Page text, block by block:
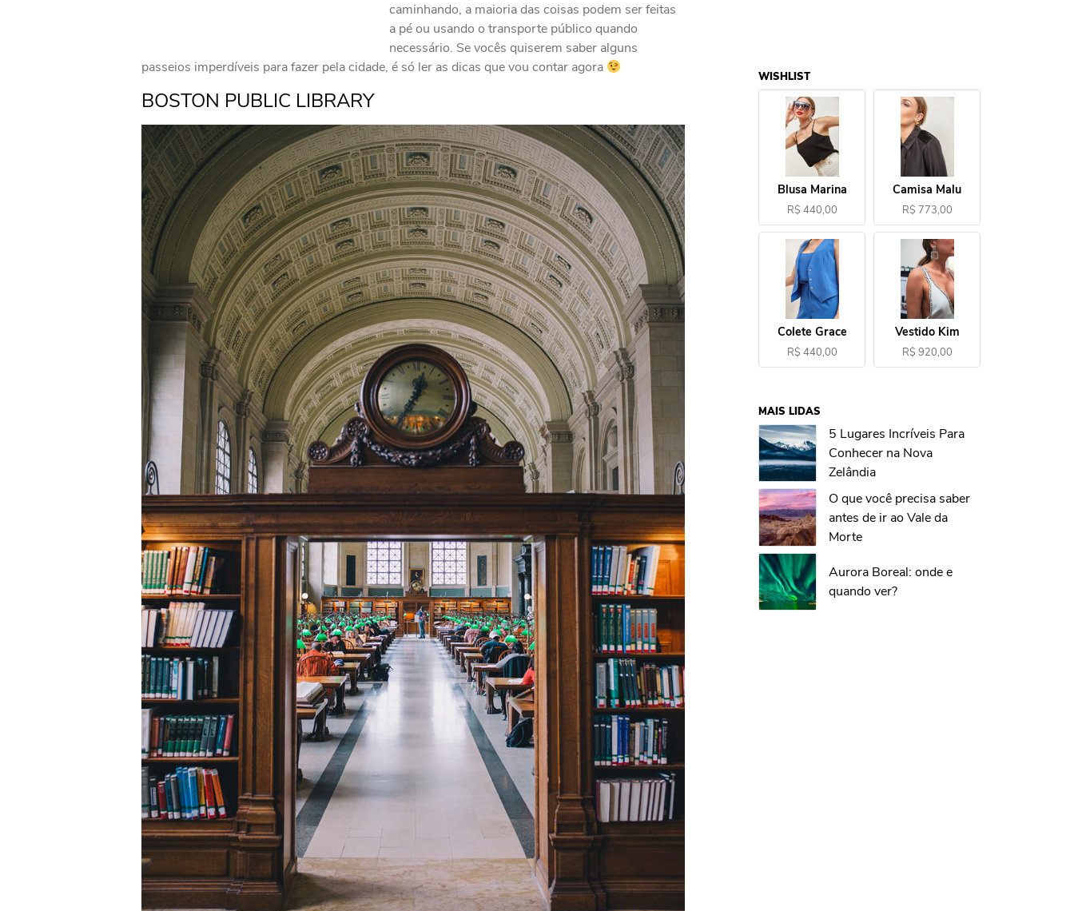
caminhando, a maioria das coisas podem ser feitas
a pé ou usando o transporte público quando
necessário. Se vocês quiserem saber alguns
passeios imperdíveis para fazer pela cidade, é só ler as dicas que vou contar agora
BOSTON PUBLIC LIBRARY
WISHLIST
Blusa Marina
R$ 440,00
Camisa Malu
R$ 773,00
Colete Grace
R$ 440,00
Vestido Kim
R$ 920,00
MAIS LIDAS
5 Lugares Incríveis Para
Conhecer na Nova
Zelândia
O que você precisa saber
antes de ir ao Vale da
Morte
Aurora Boreal: onde e
quando ver?